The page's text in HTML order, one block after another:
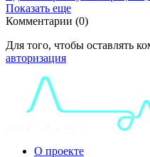
Показать еще
Комментарии (0)
Для того, чтобы оставлять
авторизация
О проекте